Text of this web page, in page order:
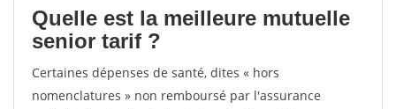
Quelle est la meilleure mutuelle
senior tarif ?
Certaines dépenses de santé, dites « hors
nomenclatures » non remboursé par l'assurance